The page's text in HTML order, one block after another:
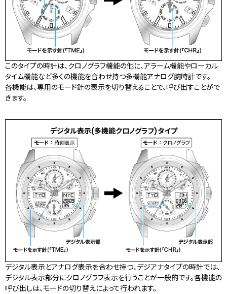
このタイプの時計は、クロノグラフ機能の他に、アラーム機能やローカル
タイム機能など多くの機能を合わせ持つ多機能アナログ腕時計です。
各機能は、専用のモード針の表示を切り替えることで、呼び出すことがで
きます。
デジタル表示(多機能クロノグラフ)タイプ
デジタル表示とアナログ表示を合わせ持つ、デジアナタイプの時計では、
デジタル表示部分にクロノグラフ表示を行うことが一般的です。各機能の
呼び出しは、モードの切り替えによって行われます。